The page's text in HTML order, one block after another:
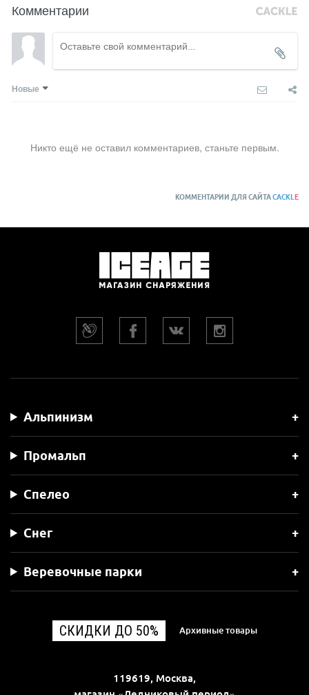
Комментарии
Новые
Никто ещё не оставил комментариев, станьте первым.
КОММЕНТАРИИ ДЛЯ САЙТАCACKL E
Альпинизм
Промальп
Спелео
Снег
Веревочные парки
СКИДКИ ДО 50% Архивные товары
119619, Москва,